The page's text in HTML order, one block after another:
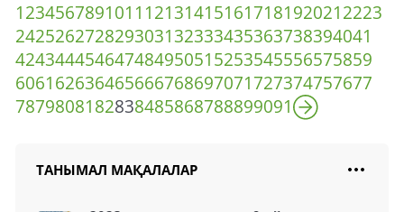
1234567891011 121314151617181920212223
242526272829303132333435363738394041
424344454647484950515253545556575859
606162636465666768697071727374757677
7879808182838485868788899091
ТАНЫМАЛ МАҚАЛАЛАР